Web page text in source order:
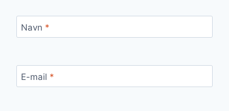
Navn *
E-mail *